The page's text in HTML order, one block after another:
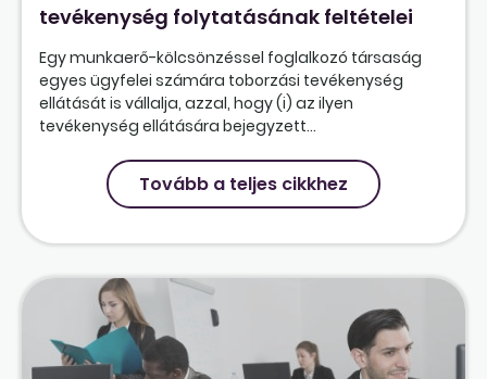
tevékenység folytatásának feltételei
Egy munkaerő-kölcsönzéssel foglalkozó társaság
egyes ügyfelei számára toborzási tevékenység
ellátását is vállalja, azzal, hogy (i) az ilyen
tevékenység ellátására bejegyzett...
Tovább a teljes cikkhez